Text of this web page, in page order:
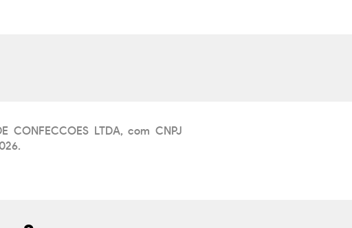
CONFECCOES LTDA, com CNPJ